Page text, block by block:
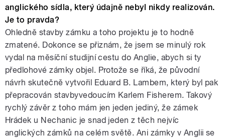
anglického sídla, který údajně nebyl nikdy realizován.
Je to pravda?
Ohledně stavby zámku a toho projektu je to hodně
zmatené. Dokonce se přiznám, že jsem se minulý rok
vydal na měsíční studijní cestu do Anglie, abych si ty
předlohové zámky objel. Protože se říká, že původní
návrh skutečně vytvořil Eduard B. Lambem, který byl pak
přepracován stavbyvedoucím Karlem Fisherem. Takový
rychlý závěr z toho mám jen jeden jediný, že zámek
Hrádek u Nechanic je snad jeden z těch nejvíc
anglických zámků na celém světě. Ani zámky v Anglii se